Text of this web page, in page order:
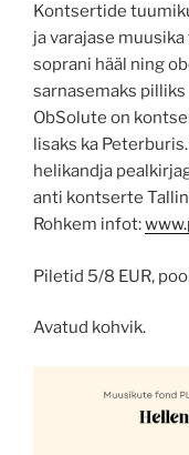
Kontsertide
ja varajase
soprani hääl ning
sarnasemaks
ObSolute on
lisaks ka
helikandja
anti kontserte
Rohkem infot:
Piletid 5/8 EUR,
Avatud kohvik.